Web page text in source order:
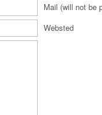
Mail (will not be
Websted